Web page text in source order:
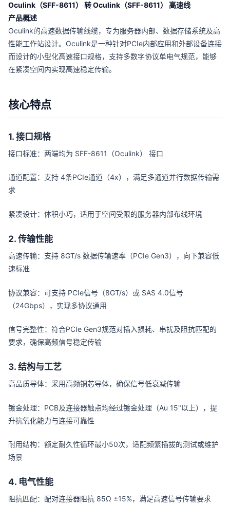
Oculink（SFF-8611） 转 Oculink（SFF-8611） 高速线
产品概述
Oculink的高速数据传输线缆，专为服务器内部、数据存储系统及高
性能工作站设计。Oculink是一种针对PCIe内部应用和外部设备连接
而设计的小型化高速接口规格，支持多数字协议单电气规范，能够
在紧凑空间内实现高速稳定传输。
核心特点
1. 接口规格
接口标准：两端均为 SFF-8611（Oculink） 接口
通道配置：支持 4条PCIe通道（4x），满足多通道并行数据传输需
求
紧凑设计：体积小巧，适用于空间受限的服务器内部布线环境
2. 传输性能
高速传输：支持 8GT/s 数据传输速率（PCIe Gen3），向下兼容低
速标准
协议兼容：可支持 PCIe信号（8GT/s）或 SAS 4.0信号
（24Gbps），实现多协议通用
信号完整性：符合PCIe Gen3规范对插入损耗、串扰及阻抗匹配的
要求，确保高频信号稳定传输
3. 结构与工艺
高品质导体：采用高频铜芯导体，确保信号低衰减传输
镀金处理：PCB及连接器触点均经过镀金处理（Au 15"以上），提
升抗氧化能力与连接可靠性
耐用结构：额定耐久性循环最小50次，适配频繁插拔的测试或维护
场景
4. 电气性能
阻抗匹配：配对连接器阻抗 85Ω ±15%，满足高速信号传输要求